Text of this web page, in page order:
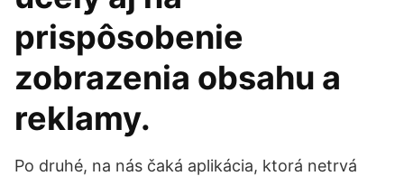
prispôsobenie
zobrazenia obsahu a
reklamy.
Po druhé, na nás čaká aplikácia, ktorá netrvá